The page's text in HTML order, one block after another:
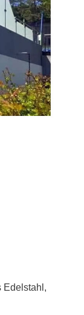
Edelstahl,